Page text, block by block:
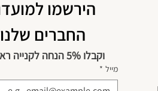
החברים שלנו
וקבלו 5% הנחה לקנייה ראשונה
מייל *